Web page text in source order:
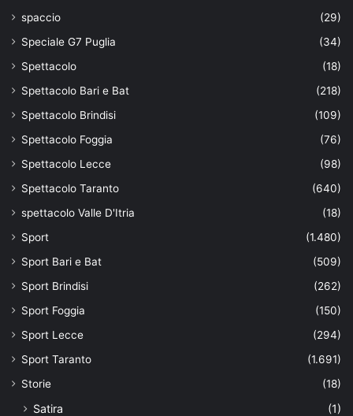
spaccio
(29)
Speciale G7 Puglia
(34)
Spettacolo
(18)
Spettacolo Bari e Bat
(218)
Spettacolo Brindisi
(109)
Spettacolo Foggia
(76)
Spettacolo Lecce
(98)
Spettacolo Taranto
(640)
spettacolo Valle D'Itria
(18)
Sport
(1.480)
Sport Bari e Bat
(509)
Sport Brindisi
(262)
Sport Foggia
(150)
Sport Lecce
(294)
Sport Taranto
(1.691)
Storie
(18)
Satira (1)